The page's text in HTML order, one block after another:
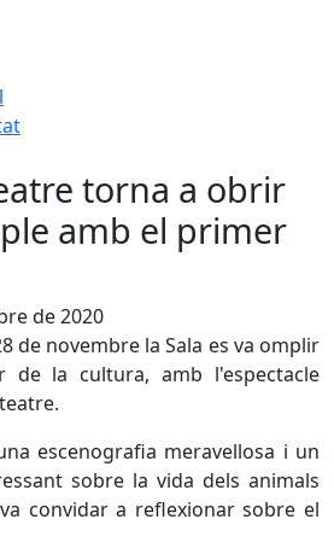
torna a obrir
amb el primer
de 2020
de novembre la Sala es va omplir
la cultura, amb l'espectacle
escenografia meravellosa i un
sobre la vida dels animals
convidar a reflexionar sobre el